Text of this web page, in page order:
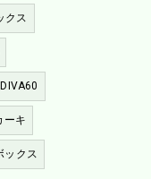
クス
DIVA60
ーキ
ックス